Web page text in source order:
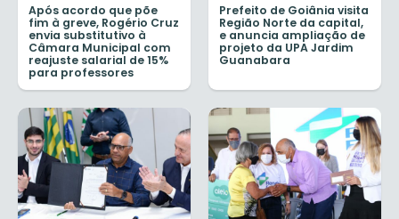
Após acordo que põe
fim à greve, Rogério Cruz
envia substitutivo à
Câmara Municipal com
reajuste salarial de 15%
para professores
Prefeito de Goiânia visita
Região Norte da capital,
e anuncia ampliação de
projeto da UPA Jardim
Guanabara